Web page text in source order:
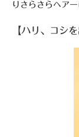
りさらさらヘアー
【ハリ、コシ